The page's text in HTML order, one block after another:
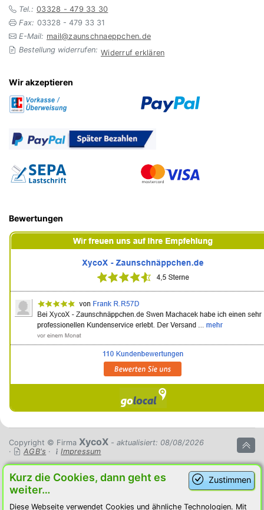
Tel.: 03328 - 479 33 30
Fax: 03328 - 479 33 31
E-Mail: mail@zaunschnaeppchen.de
Bestellung widerrufen: Widerruf erklären
Wir akzeptieren
Bewertungen
Copyright © Firma XycoX - aktualisiert: 08/08/2026
·
AGB's · Impressum
Zustimmen
Kurz die Cookies, dann geht es
weiter…
Diese Webseite verwendet Cookies und ähnliche Technologien. Mit